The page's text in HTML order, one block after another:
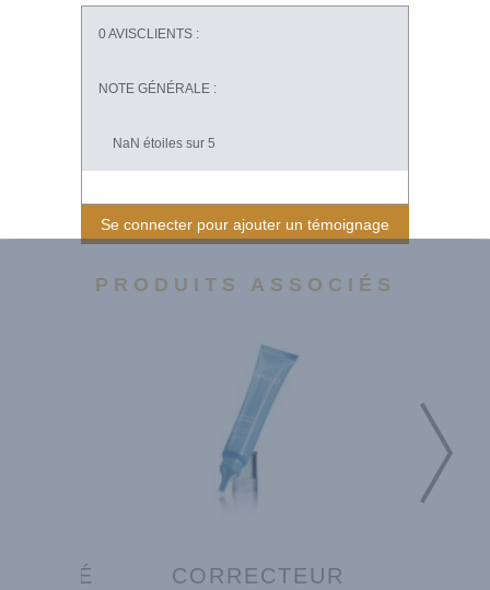
0AVISCLIENTS :
NOTE GÉNÉRALE :
NaN étoiles sur 5
Se connecter pour ajouter un témoignage
PRODUITS ASSOCIÉS
CORRECTEUR